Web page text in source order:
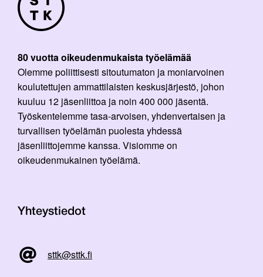
80 vuotta oikeudenmukaista työelämää
Olemme poliittisesti sitoutumaton ja moniarvoinen
koulutettujen ammattilaisten keskusjärjestö, johon
kuuluu 12 jäsenliittoa ja noin 400 000 jäsentä.
Työskentelemme tasa-arvoisen, yhdenvertaisen ja
turvallisen työelämän puolesta yhdessä
jäsenliittojemme kanssa. Visiomme on
oikeudenmukainen työelämä.
Yhteystiedot
sttk@sttk.fi